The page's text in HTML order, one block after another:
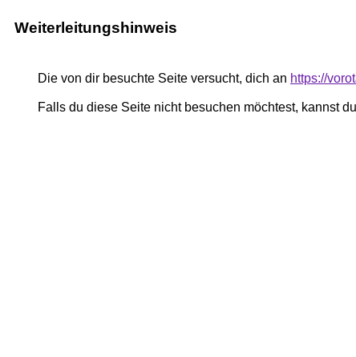
Weiterleitungshinweis
Die von dir besuchte Seite versucht, dich an https://
Falls du diese Seite nicht besuchen möchtest, kannst du